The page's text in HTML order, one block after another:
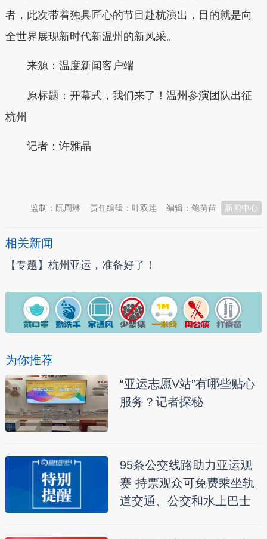
者，此次带着独具匠心的节目赴杭演出，目的就是向
全世界展现新时代新温州的新风采。
来源：温度新闻客户端
原标题： 开幕式，我们来了！温州参演团队出征
杭州
记者： 许雅晶
新闻中心
编辑：鲍苗苗
责任编辑：叶双莲
监制：阮周琳
相关新闻
【专题】杭州亚运，准备好了！
为你推荐
“亚运志愿V站”有哪些贴心
服务？记者探秘
95条公交线路助力亚运观
赛 持票观众可免费乘坐轨
道交通、公交和水上巴士